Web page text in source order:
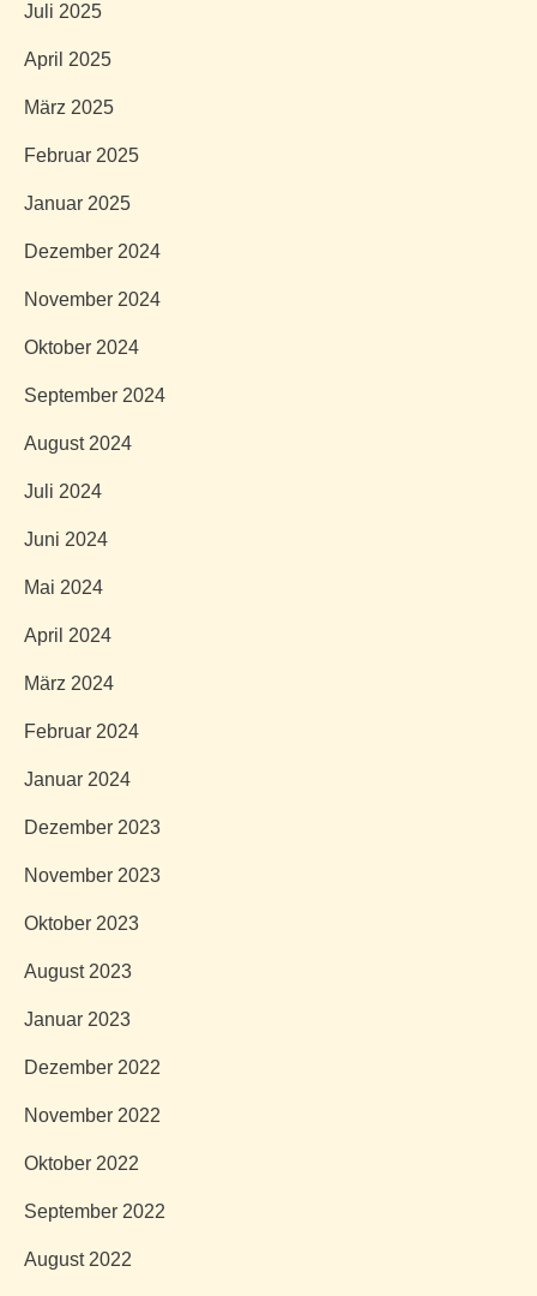
Juli 2025
April 2025
März 2025
Februar 2025
Januar 2025
Dezember 2024
November 2024
Oktober 2024
September 2024
August 2024
Juli 2024
Juni 2024
Mai 2024
April 2024
März 2024
Februar 2024
Januar 2024
Dezember 2023
November 2023
Oktober 2023
August 2023
Januar 2023
Dezember 2022
November 2022
Oktober 2022
September 2022
August 2022